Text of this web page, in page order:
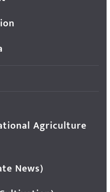
Agriculture
News)